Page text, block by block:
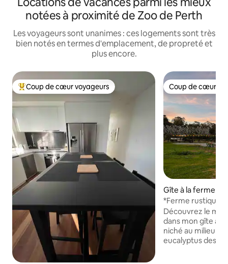
notées à proximité de Zoo de Perth
Les voyageurs sont unanimes : ces logements sont très
bien notés en termes d'emplacement, de propreté et
plus encore.
Coups de cœur voyageurs les plus appréciés
Coup de cœur voyageurs Coup de cœur
Coup de cœur
Gîte à la ferme ⋅
*Ferme rustique
eucalyptus et les
Découvrez le
dans mon gîte à
niché au milieu
eucalyptus des